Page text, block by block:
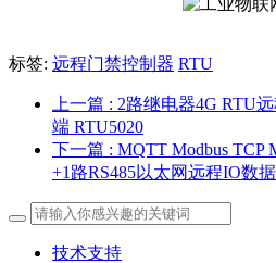
标签: 远程门禁控制器 RTU
上一篇 : 2路继电器4G RTU
端 RTU5020
下一篇 : MQTT Modbus TCP
+1路RS485以太网远程IO数
技术支持